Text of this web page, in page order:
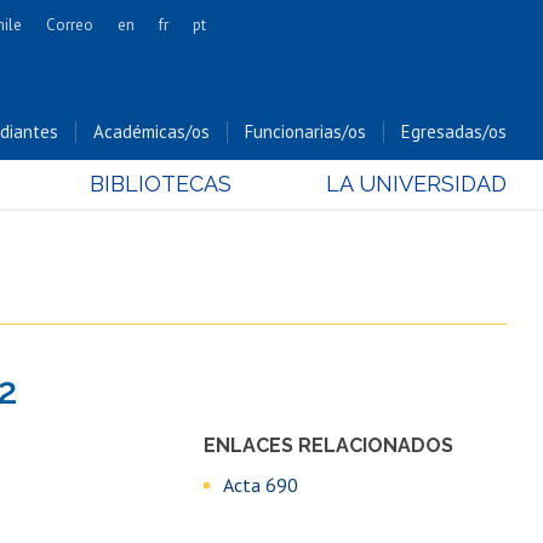
Cs. Forestales y Conservación
Cs. Sociales
Hospital Clínico
Correo en fr pt
Académicas/os Funcionarias/os Egresadas/os
BIBLIOTECAS LA UNIVERSIDAD
ENLACES RELACIONADOS
Acta 690